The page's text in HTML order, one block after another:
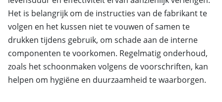
Het is belangrijk om de instructies van de fabrikant te
volgen en het kussen niet te vouwen of samen te
drukken tijdens gebruik, om schade aan de interne
componenten te voorkomen. Regelmatig onderhoud,
zoals het schoonmaken volgens de voorschriften, kan
helpen om hygiëne en duurzaamheid te waarborgen.